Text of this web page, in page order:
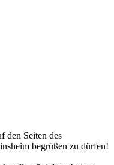
den Seiten des
begrüßen zu dürfen!